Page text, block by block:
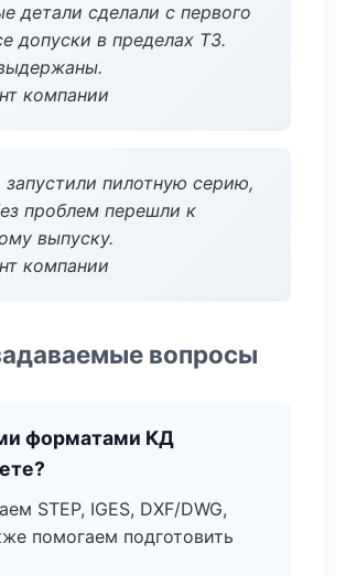
детали сделали с первого
допуски в пределах ТЗ.
компании
пилотную серию,
проблем перешли к
выпуску.
компании
вопросы
форматами КД
STEP, IGES, DXF/DWG,
помогаем подготовить